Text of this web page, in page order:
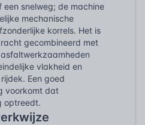
snelweg; de machine
mechanische
korrels. Het is
gecombineerd met
vlakheid en
Een goed
voorkomt dat
optreedt.